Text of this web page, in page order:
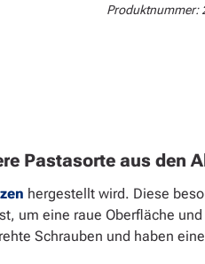
Produktnummer:
Pastasorte aus den
hergestellt wird. Diese
um eine raue Oberfläche
Schrauben und haben